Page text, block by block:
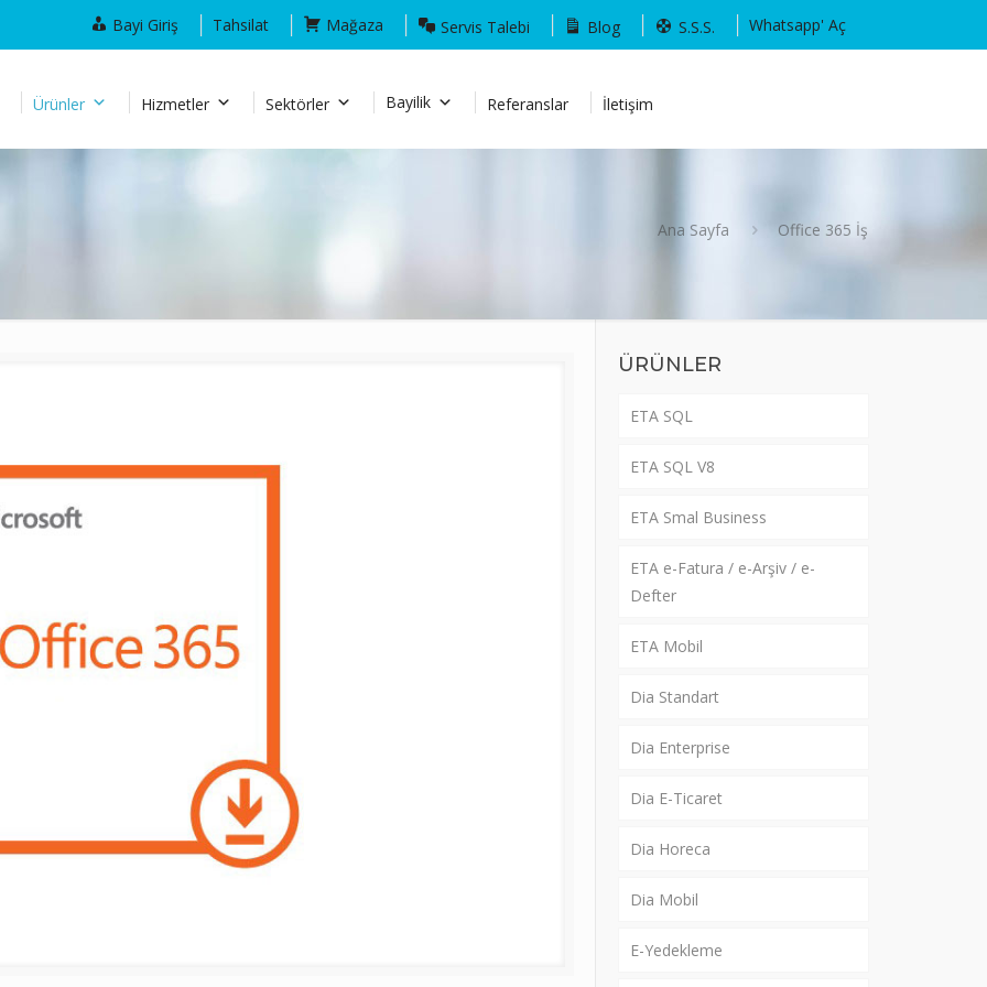
Bayi Giriş Tahsilat Mağaza Servis Talebi Blog S.S.S. Whatsapp' Aç
Ürünler Hizmetler Sektörler Bayilik Referanslar İletişim
Ana Sayfa Office 365 İş
ÜRÜNLER
ETA SQL
ETA SQL V8
ETA Smal Business
ETA e-Fatura / e-Arşiv / e-
Defter
ETA Mobil
Dia Standart
Dia Enterprise
Dia E-Ticaret
Dia Horeca
Dia Mobil
E-Yedekleme